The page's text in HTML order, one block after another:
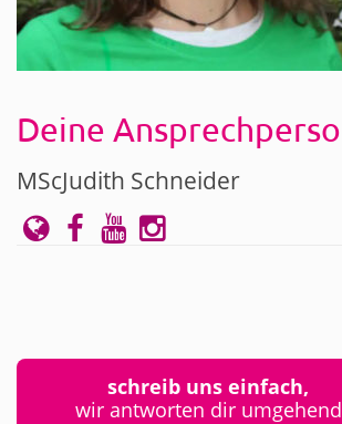
Deine
MScJudith Schneider
schreib uns einfach,
wir antworten dir umgehend